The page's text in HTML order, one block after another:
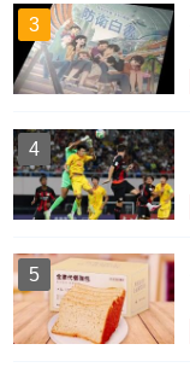
3
4
5